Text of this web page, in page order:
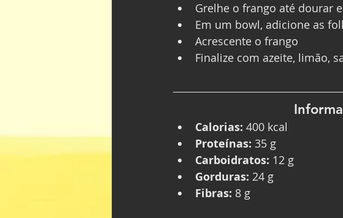
Grelhe o frango até dourar
Em um bowl, adicione as
Acrescente o frango
Finalize com azeite, limão,
Calorias: 400 kcal
Proteínas: 35 g
Carboidratos: 12 g
Gorduras: 24 g
Fibras: 8 g